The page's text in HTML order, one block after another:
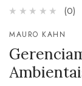
(0)
MAURO KAHN